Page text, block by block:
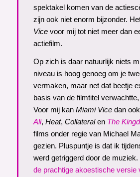
spektakel komen van de
zijn ook niet enorm bijzonder.
Vicevoor mij tot niet meer dan
actiefilm.
Op zich is daar natuurlijk niets
niveau is hoog genoeg om je
vermaken, maar net dat beetje
basis van de filmtitel
Voor mij kan Miami Vicedan
Ali, Heat, Collateralen The
films onder regie van Michael
gezien. Pluspuntje is dat ik
werd getriggerd door de muziek.
de prachtige akoestische versie